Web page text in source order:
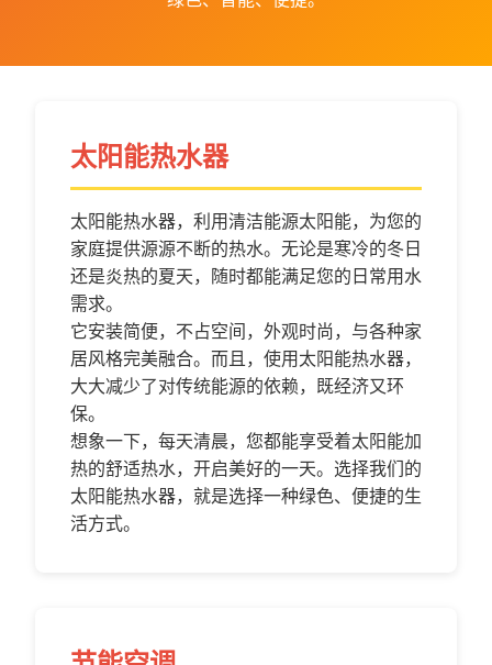
太阳能热水器
太阳能热水器，利用清洁能源太阳能，为您的
家庭提供源源不断的热水。无论是寒冷的冬日
还是炎热的夏天，随时都能满足您的日常用水
需求。
它安装简便，不占空间，外观时尚，与各种家
居风格完美融合。而且，使用太阳能热水器，
大大减少了对传统能源的依赖，既经济又环
保。
想象一下，每天清晨，您都能享受着太阳能加
热的舒适热水，开启美好的一天。选择我们的
太阳能热水器，就是选择一种绿色、便捷的生
活方式。